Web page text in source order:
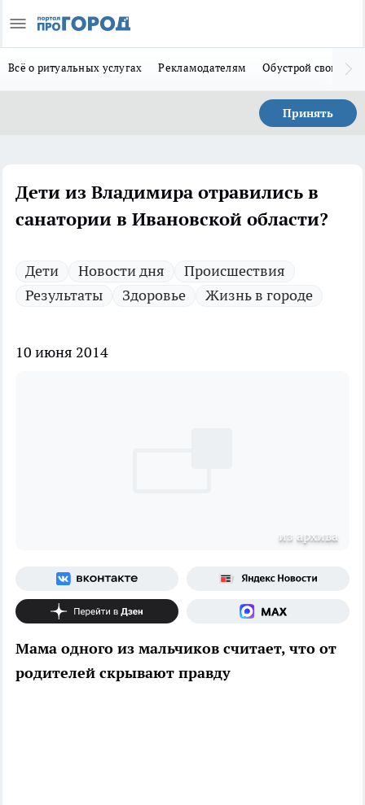
Всё о ритуальных услугах Рекламодателям Обустрой свой дом
Принять
Дети из Владимира отравились в
санатории в Ивановской области?
Дети Новости дня
Происшествия
Результаты
Здоровье Жизнь в городе
10 июня 2014
из архива
Мама одного из мальчиков считает, что от
родителей скрывают правду